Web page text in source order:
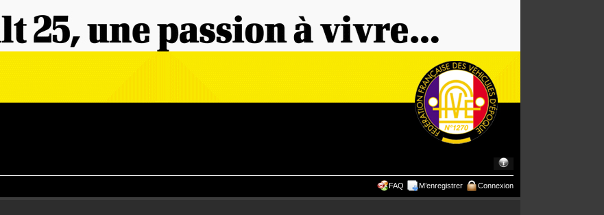
FAQ M’enregistrer Connexion